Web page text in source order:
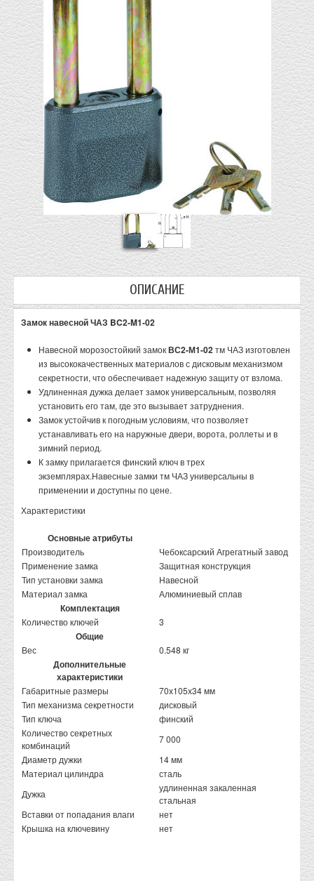
ОПИСАНИЕ
Замок навесной ЧАЗ BC2-M1-02
Навесной морозостойкий замокВС2-М1-02тм ЧАЗ изготовлен
из высококачественных материалов с дисковым механизмом
секретности, что обеспечивает надежную защиту от взлома.
Удлиненная дужка делает замок универсальным, позволяя
установить его там, где это вызывает затруднения.
Замок устойчив к погодным условиям, что позволяет
устанавливать его на наружные двери, ворота, роллеты и в
зимний период.
К замку прилагается финский ключ в трех
экземплярах.Навесные замки тм ЧАЗ универсальны в
применении и доступны по цене.
Характеристики
Основные атрибуты
Производитель
Чебоксарский Агрегатный завод
Применение замка
Защитная конструкция
Тип установки замка
Навесной
Материал замка
Алюминиевый сплав
Комплектация
Количество ключей 3
Общие
Вес 0.548 кг
Дополнительные
характеристики
Габаритные размеры
70х105х34 мм
Тип механизма секретности
дисковый
Тип ключа
финский
Количество секретных
комбинаций
7 000
Диаметр дужки
14 мм
Материал цилиндра
сталь
Дужка
удлиненная закаленная
стальная
Вставки от попадания влаги
нет
Крышка на ключевину
нет